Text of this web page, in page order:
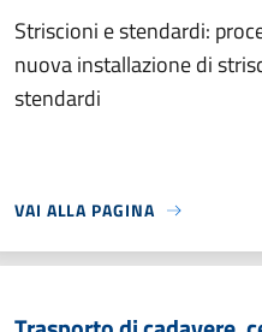
Striscioni e stendardi:
nuova installazione di
stendardi
VAI ALLA PAGINA